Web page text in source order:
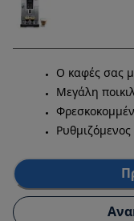
Ο καφές σας
Μεγάλη